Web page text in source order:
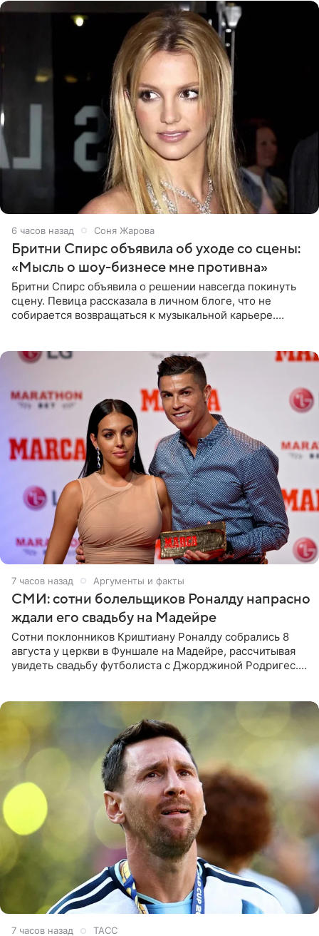
6 часов назад Соня Жарова
Бритни Спирс объявила об уходе со сцены:
«Мысль о шоу-бизнесе мне противна»
Бритни Спирс объявила о решении навсегда покинуть
сцену. Певица рассказала в личном блоге, что не
собирается возвращаться к музыкальной карьере.
7 часов назад Аргументы и факты
СМИ: сотни болельщиков Роналду напрасно
ждали его свадьбу на Мадейре
Сотни поклонников Криштиану Роналду собрались 8
августа у церкви в Фуншале на Мадейре, рассчитывая
увидеть свадьбу футболиста с Джорджиной Родригес.
7 часов назад ТАСС